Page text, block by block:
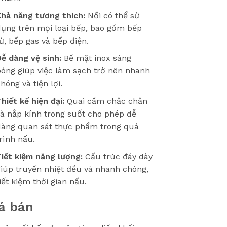
năng tương thích:Nồi có thể sử
trên mọi loại bếp, bao gồm bếp
bếp gas và bếp điện.
dàng vệ sinh:Bề mặt inox sáng
giúp việc làm sạch trở nên nhanh
và tiện lợi.
kế hiện đại:Quai cầm chắc chắn
nắp kính trong suốt cho phép dễ
quan sát thực phẩm trong quá
nấu.
kiệm năng lượng:Cấu trúc đáy dày
truyền nhiệt đều và nhanh chóng,
kiệm thời gian nấu.
bán